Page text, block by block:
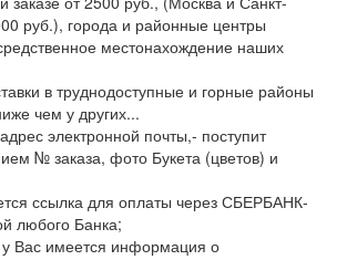
руб.), города и районные центры
местонахождение наших
в труднодоступные и горные районы
чем у других...
электронной почты,- поступит
№ заказа, фото Букета (цветов) и
ссылка для оплаты через СБЕРБАНК-
любого Банка;
Вас имеется информация о